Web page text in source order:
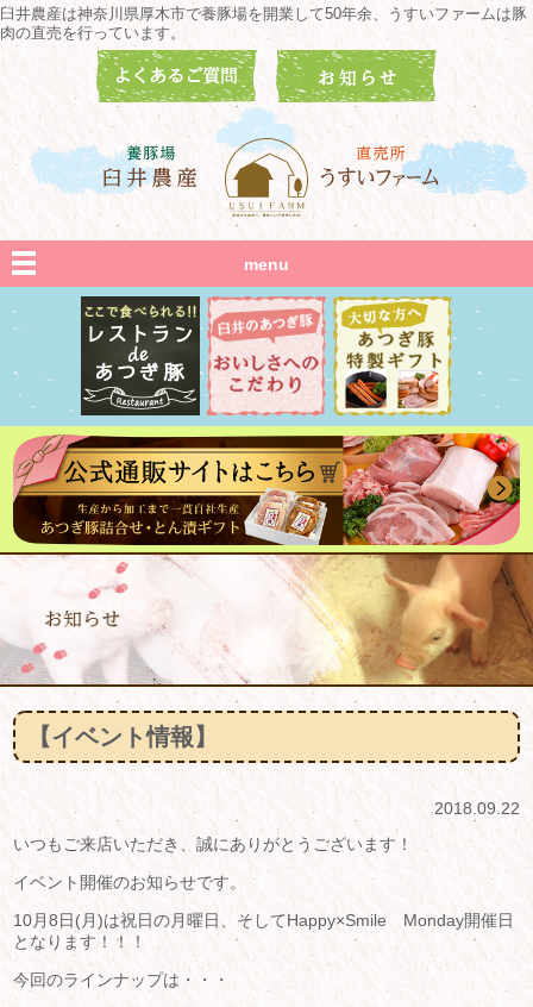
臼井農産は神奈川県厚木市で養豚場を開業して50年余、うすいファームは豚
肉の直売を行っています。
menu
【イベント情報】
2018.09.22
いつもご来店いただき、誠にありがとうございます！
イベント開催のお知らせです。
10月8日(月)は祝日の月曜日、そしてHappy×Smile Monday開催日
となります！！！
今回のラインナップは・・・